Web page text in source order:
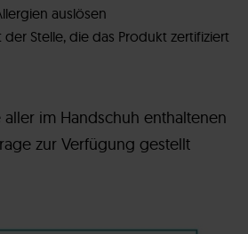
auslösen
Stelle, die das Produkt zertifiziert
aller im Handschuh enthaltenen
zur Verfügung gestellt